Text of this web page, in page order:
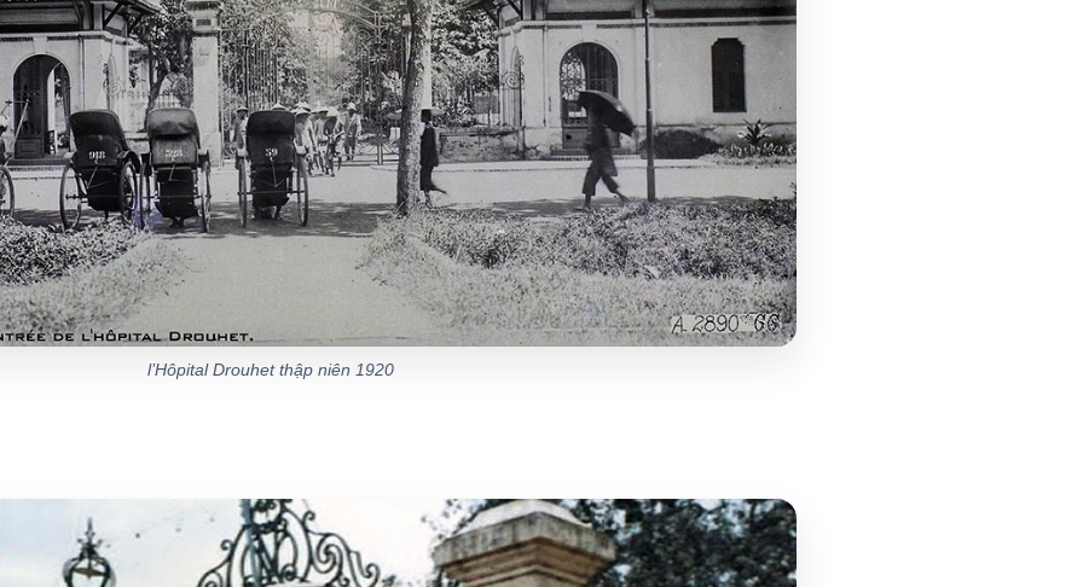
l’Hôpital Drouhet thập niên 1920